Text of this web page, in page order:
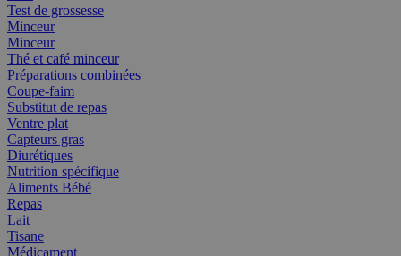
Test de grossesse
Minceur
Minceur
Thé et café minceur
Préparations combinées
Coupe-faim
Substitut de repas
Ventre plat
Capteurs gras
Diurétiques
Nutrition spécifique
Aliments Bébé
Repas
Lait
Tisane
Médicament